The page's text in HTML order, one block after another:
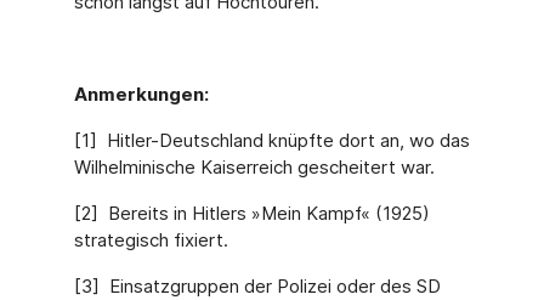
Anmerkungen:
[1] Hitler-Deutschland knüpfte dort an, wo das
Wilhelminische Kaiserreich gescheitert war.
[2] Bereits in Hitlers »Mein Kampf« (1925)
strategisch fixiert.
[3] Einsatzgruppen der Polizei oder des SD